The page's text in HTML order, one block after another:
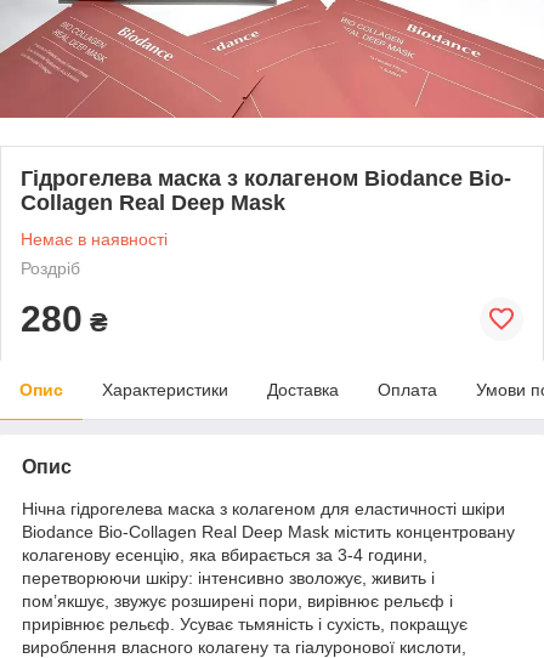
Гідрогелева маска з колагеном Biodance Bio-
Collagen Real Deep Mask
Немає в наявності
Роздріб
280 ₴
Опис Характеристики Доставка Оплата Умови
Опис
Нічна гідрогелева маска з колагеном для еластичності шкіри
Biodance Bio-Collagen Real Deep Mask містить концентровану
колагенову есенцію, яка вбирається за 3-4 години,
перетворюючи шкіру: інтенсивно зволожує, живить і
пом’якшує, звужує розширені пори, вирівнює рельєф і
прирівнює рельєф. Усуває тьмяність і сухість, покращує
вироблення власного колагену та гіалуронової кислоти,